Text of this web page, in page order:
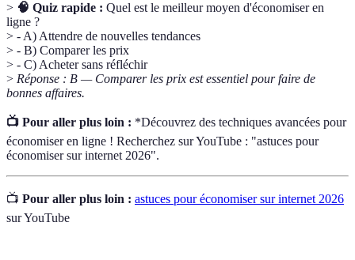
> 🧠 Quiz rapide : Quel est le meilleur moyen d'économiser en
ligne ?
> - A) Attendre de nouvelles tendances
> - B) Comparer les prix
> - C) Acheter sans réfléchir
> Réponse : B — Comparer les prix est essentiel pour faire de
bonnes affaires.
📺 Pour aller plus loin : *Découvrez des techniques avancées pour
économiser en ligne ! Recherchez sur YouTube : "astuces pour
économiser sur internet 2026".
📺 Pour aller plus loin : astuces pour économiser sur internet 2026
sur YouTube